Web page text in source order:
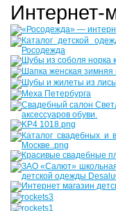
Интернет-